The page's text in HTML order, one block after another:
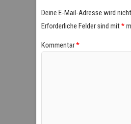
Deine E-Mail-Adresse wird
Erforderliche Felder sind mit*
Kommentar*